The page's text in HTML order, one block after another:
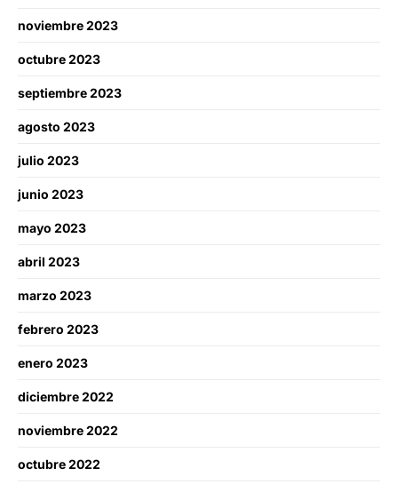
noviembre 2023
octubre 2023
septiembre 2023
agosto 2023
julio 2023
junio 2023
mayo 2023
abril 2023
marzo 2023
febrero 2023
enero 2023
diciembre 2022
noviembre 2022
octubre 2022